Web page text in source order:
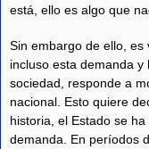
está, ello es algo que
Sin embargo de ello,
incluso esta demanda
sociedad, responde a
nacional. Esto quiere
historia, el Estado se
demanda. En períodos